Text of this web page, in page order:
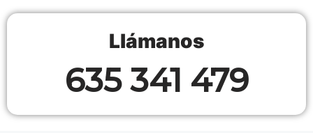
Llámanos
635 341 479